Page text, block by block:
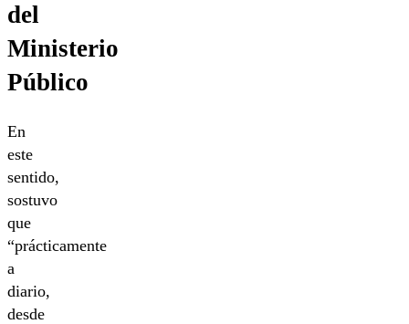
del
Ministerio
Público
En
este
sentido,
sostuvo
que
“prácticamente
a
diario,
desde